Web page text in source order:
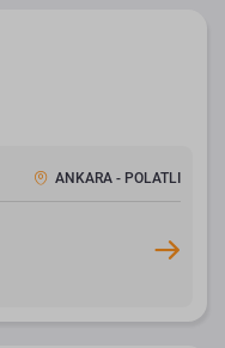
ANKARA - POLATLI